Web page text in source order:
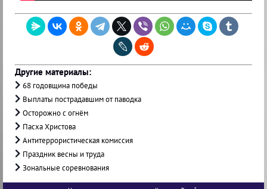
Другие материалы:
68 годовщина победы
Выплаты пострадавшим от паводка
Осторожно с огнём
Пасха Христова
Антитеррористическая комиссия
Праздник весны и труда
Зональные соревнования